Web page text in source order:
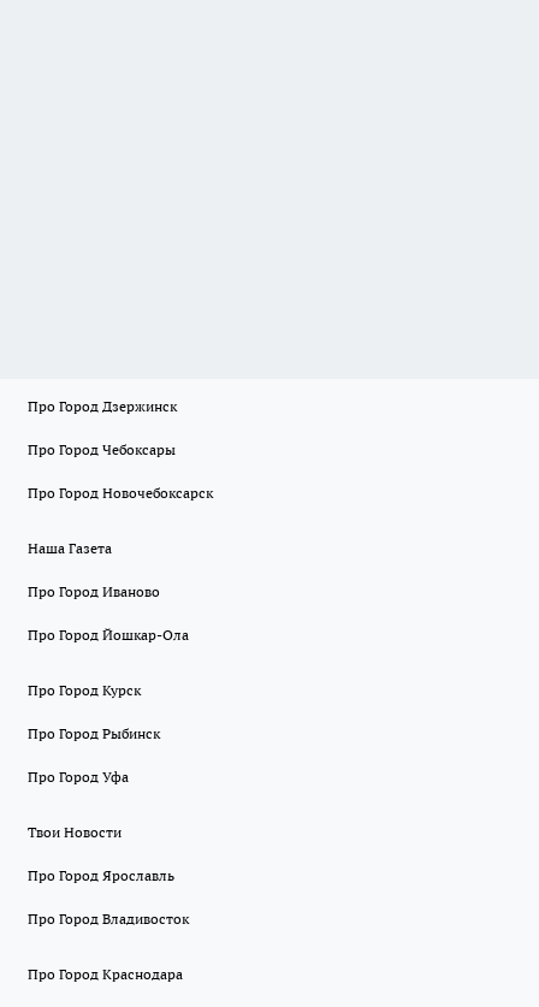
Про Город Дзержинск
Про Город Чебоксары
Про Город Новочебоксарск
Наша Газета
Про Город Иваново
Про Город Йошкар-Ола
Про Город Курск
Про Город Рыбинск
Про Город Уфа
Твои Новости
Про Город Ярославль
Про Город Владивосток
Про Город Краснодара